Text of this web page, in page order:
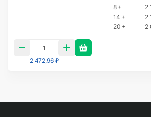
8 +
2
14 +
2
20 +
2
2 472,96 ₽